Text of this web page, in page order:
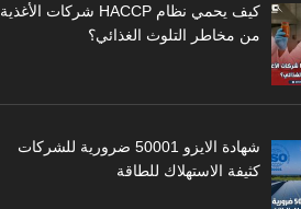
كيف يحمي نظام HACCP شركات الأغذية
من مخاطر التلوث الغذائي؟
شهادة الايزو 50001 ضرورية للشركات
كثيفة الاستهلاك للطاقة